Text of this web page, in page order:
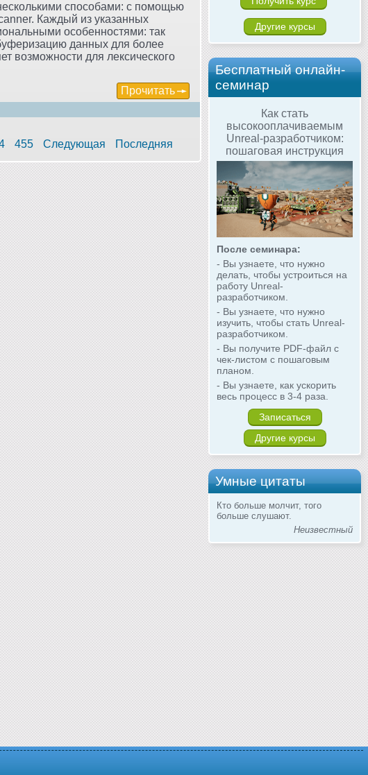
Другие курсы
Бесплатный онлайн-
семинар
Как стать
высокооплачиваемым
Unreal-разработчиком:
пошаговая инструкция
После семинара:
- Вы узнаете, что нужно
делать, чтобы устроиться на
работу Unreal-
разработчиком.
- Вы узнаете, что нужно
изучить, чтобы стать Unreal-
разработчиком.
- Вы получите PDF-файл с
чек-листом с пошаговым
планом.
- Вы узнаете, как ускорить
весь процесс в 3-4 раза.
Записаться
Другие курсы
Умные цитаты
Кто больше молчит, того
больше слушают.
Неизвестный
способами: с помощью
Каждый из указанных
особенностями: так
данных для более
возможности для лексического
Прочитать
455 Следующая Последняя